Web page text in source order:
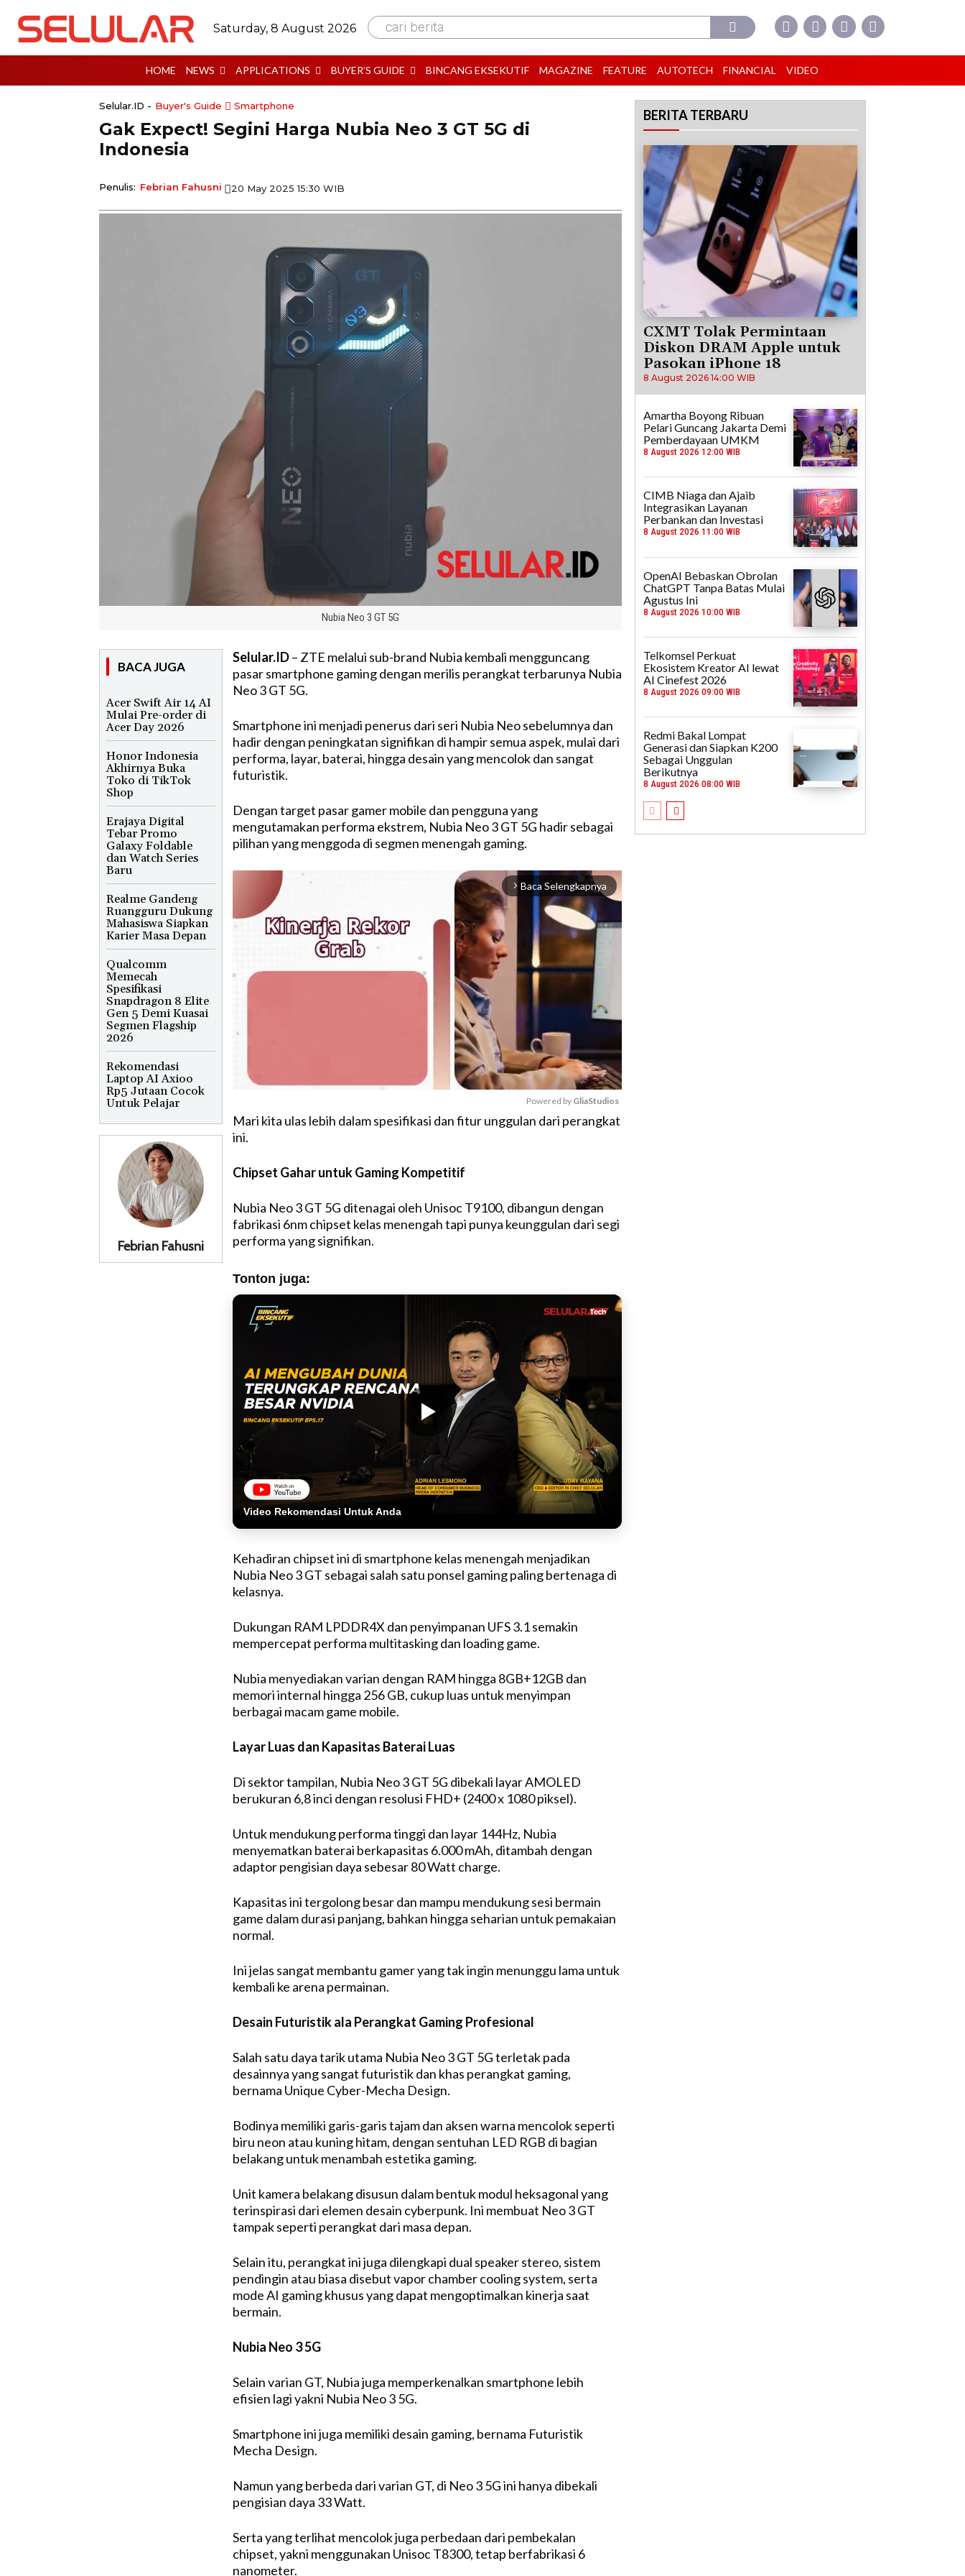
Saturday, 8 August 2026 cari berita
HOME NEWS APPLICATIONS BUYER’S GUIDE BINCANG EKSEKUTIF MAGAZINE FEATURE AUTOTECH FINANCIAL VIDEO
Selular.ID - Buyer's Guide Smartphone
Gak Expect! Segini Harga Nubia Neo 3 GT 5G di
Indonesia
Penulis: Febrian Fahusni 20 May 2025 15:30 WIB
Nubia Neo 3 GT 5G
BACA JUGA
Acer Swift Air 14 AI
Mulai Pre-order di
Acer Day 2026
Honor Indonesia
Akhirnya Buka
Toko di TikTok
Shop
Erajaya Digital
Tebar Promo
Galaxy Foldable
dan Watch Series
Baru
Realme Gandeng
Ruangguru Dukung
Mahasiswa Siapkan
Karier Masa Depan
Qualcomm
Memecah
Spesifikasi
Snapdragon 8 Elite
Gen 5 Demi Kuasai
Segmen Flagship
2026
Rekomendasi
Laptop AI Axioo
Rp5 Jutaan Cocok
Untuk Pelajar
Febrian Fahusni
Selular.ID– ZTE melalui sub-brand Nubia kembali mengguncang
pasar smartphone gaming dengan merilis perangkat terbarunya Nubia
Neo 3 GT 5G.
Smartphone ini menjadi penerus dari seri Nubia Neo sebelumnya dan
hadir dengan peningkatan signifikan di hampir semua aspek, mulai dari
performa, layar, baterai, hingga desain yang mencolok dan sangat
futuristik.
Dengan target pasar gamer mobile dan pengguna yang
mengutamakan performa ekstrem, Nubia Neo 3 GT 5G hadir sebagai
pilihan yang menggoda di segmen menengah gaming.
arrow_forward_ios Baca Selengkapnya
Powered by GliaStudios
Mari kita ulas lebih dalam spesifikasi dan fitur unggulan dari perangkat
ini.
Chipset Gahar untuk Gaming Kompetitif
Nubia Neo 3 GT 5G ditenagai oleh Unisoc T9100, dibangun dengan
fabrikasi 6nm chipset kelas menengah tapi punya keunggulan dari segi
performa yang signifikan.
Tonton juga:
Video Rekomendasi Untuk Anda
Kehadiran chipset ini di smartphone kelas menengah menjadikan
Nubia Neo 3 GT sebagai salah satu ponsel gaming paling bertenaga di
kelasnya.
Dukungan RAM LPDDR4X dan penyimpanan UFS 3.1 semakin
mempercepat performa multitasking dan loading game.
Nubia menyediakan varian dengan RAM hingga 8GB+12GB dan
memori internal hingga 256 GB, cukup luas untuk menyimpan
berbagai macam game mobile.
Layar Luas dan Kapasitas Baterai Luas
Di sektor tampilan, Nubia Neo 3 GT 5G dibekali layar AMOLED
berukuran 6,8 inci dengan resolusi FHD+ (2400 x 1080 piksel).
Untuk mendukung performa tinggi dan layar 144Hz, Nubia
menyematkan baterai berkapasitas 6.000 mAh, ditambah dengan
adaptor pengisian daya sebesar 80 Watt charge.
Kapasitas ini tergolong besar dan mampu mendukung sesi bermain
game dalam durasi panjang, bahkan hingga seharian untuk pemakaian
normal.
Ini jelas sangat membantu gamer yang tak ingin menunggu lama untuk
kembali ke arena permainan.
Desain Futuristik ala Perangkat Gaming Profesional
Salah satu daya tarik utama Nubia Neo 3 GT 5G terletak pada
desainnya yang sangat futuristik dan khas perangkat gaming,
bernama Unique Cyber-Mecha Design.
Bodinya memiliki garis-garis tajam dan aksen warna mencolok seperti
biru neon atau kuning hitam, dengan sentuhan LED RGB di bagian
belakang untuk menambah estetika gaming.
Unit kamera belakang disusun dalam bentuk modul heksagonal yang
terinspirasi dari elemen desain cyberpunk. Ini membuat Neo 3 GT
tampak seperti perangkat dari masa depan.
Selain itu, perangkat ini juga dilengkapi dual speaker stereo, sistem
pendingin atau biasa disebut vapor chamber cooling system, serta
mode AI gaming khusus yang dapat mengoptimalkan kinerja saat
bermain.
Nubia Neo 3 5G
Selain varian GT, Nubia juga memperkenalkan smartphone lebih
efisien lagi yakni Nubia Neo 3 5G.
Smartphone ini juga memiliki desain gaming, bernama Futuristik
Mecha Design.
Namun yang berbeda dari varian GT, di Neo 3 5G ini hanya dibekali
pengisian daya 33 Watt.
Serta yang terlihat mencolok juga perbedaan dari pembekalan
chipset, yakni menggunakan Unisoc T8300, tetap berfabrikasi 6
nanometer.
BERITA TERBARU
CXMT Tolak Permintaan
Diskon DRAM Apple untuk
Pasokan iPhone 18
8 August 2026 14:00 WIB
Amartha Boyong Ribuan
Pelari Guncang Jakarta Demi
Pemberdayaan UMKM
8 August 2026 12:00 WIB
CIMB Niaga dan Ajaib
Integrasikan Layanan
Perbankan dan Investasi
8 August 2026 11:00 WIB
OpenAI Bebaskan Obrolan
ChatGPT Tanpa Batas Mulai
Agustus Ini
8 August 2026 10:00 WIB
Telkomsel Perkuat
Ekosistem Kreator AI lewat
AI Cinefest 2026
8 August 2026 09:00 WIB
Redmi Bakal Lompat
Generasi dan Siapkan K200
Sebagai Unggulan
Berikutnya
8 August 2026 08:00 WIB